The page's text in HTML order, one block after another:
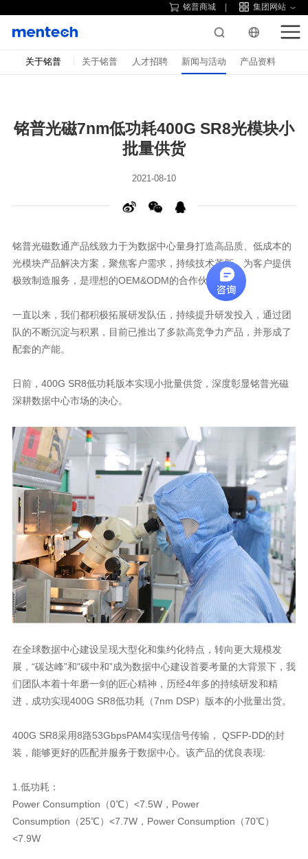
铭普商城 集团网站
关于铭普 关于铭普 人才招聘 新闻与活动 产品资料
批量供货
2021-08-10
极致制造服务，是理想的OEM&ODM的合作伙伴。
配套的产能。
深耕数据中心市场的决心。
进，成功实现400G SR8低功耗（7nm DSP）版本的小批量出货。
装，能够更好的匹配并服务于数据中心。该产品的优良表现:
1.低功耗：
<7.9W